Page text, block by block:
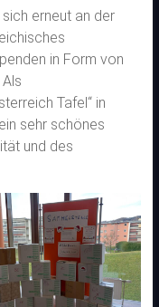
erneut an der
in Form von
Tafel“ in
sehr schönes
und des